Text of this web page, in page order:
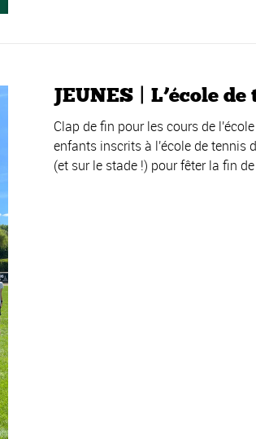
JEUNES | L’école
Clap de fin pour les cours de
enfants inscrits à l'école de tennis
(et sur le stade !) pour fêter la fin